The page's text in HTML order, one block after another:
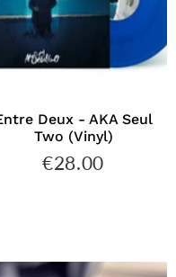
Deux - AKA Seul
Two (Vinyl)
Prix
€28.00